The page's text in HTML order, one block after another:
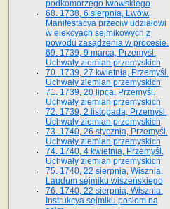
podkomorzego lwowskiego
68. 1738, 6 sierpnia, Lwów.
Manifestacya przeciw udziałowi
w elekcyach sejmikowych z
powodu zasądzenia w procesie.
69. 1739, 9 marca, Przemyśl.
Uchwały ziemian przemyskich
70. 1739, 27 kwietnia, Przemyśl.
Uchwały ziemian przemyskich
71. 1739, 20 lipca, Przemyśl.
Uchwały ziemian przemyskich
72. 1739, 2 listopada, Przemyśl.
Uchwały ziemian przemyskich
73. 1740, 26 stycznia, Przemyśl.
Uchwały ziemian przemyskich
74. 1740, 4 kwietnia, Przemyśl.
Uchwały ziemian przemyskich
75. 1740, 22 sierpnia, Wisznia.
Laudum sejmiku wiszeńskiego
76. 1740, 22 sierpnia, Wisznia.
Instrukcya sejmiku posłom na